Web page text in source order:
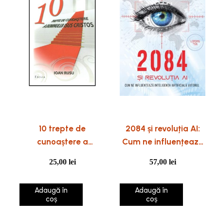
10 trepte de
cunoaștere a
25,00 lei
Adaugă în
coș
2084 și revoluția AI:
Cum ne influențează
viitorul
57,00 lei
Adaugă în
coș